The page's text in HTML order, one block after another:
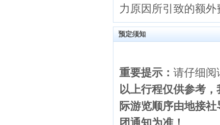
力原因所引致的额外
预定须知
重要提示： 请仔细阅
以上行程仅供参考
际游览顺序由地接